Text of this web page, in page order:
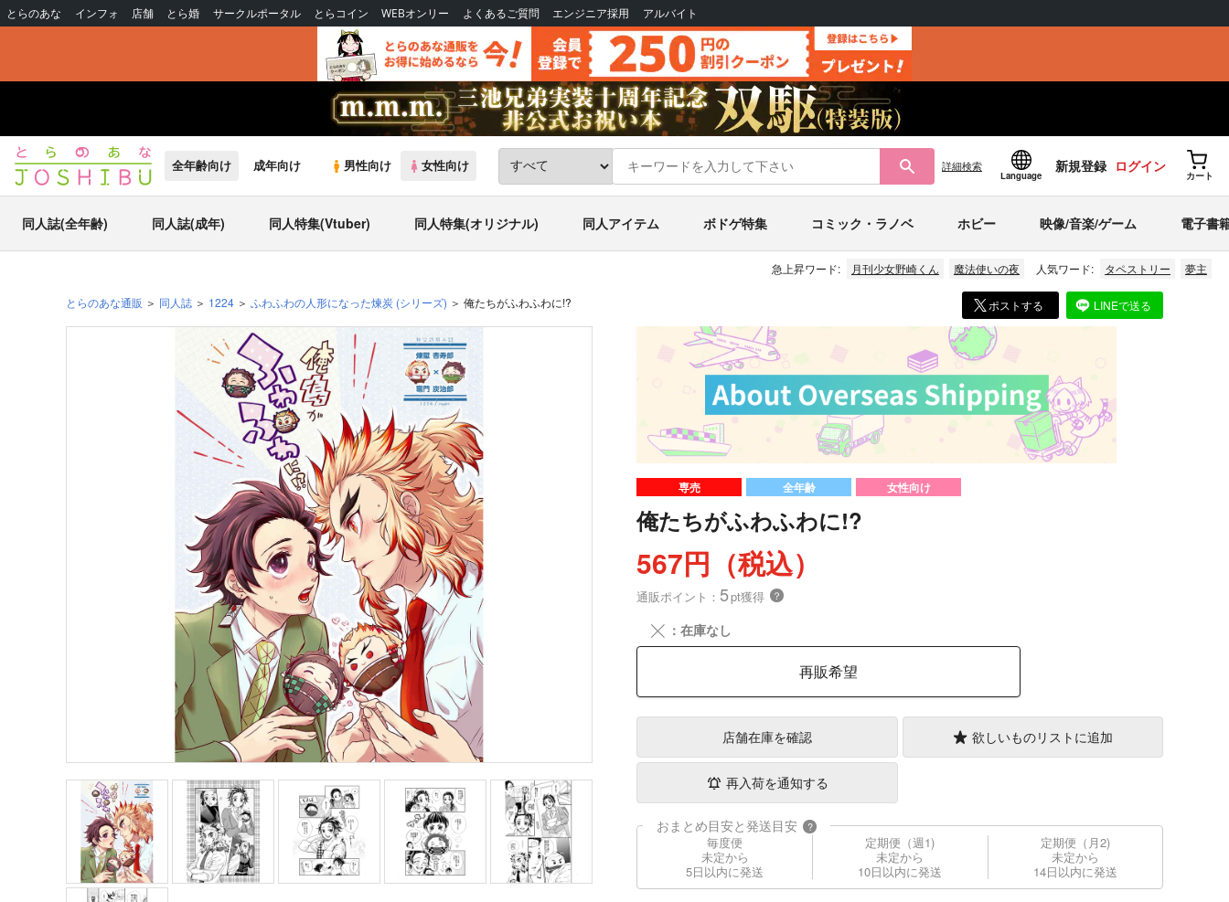
とらのあな インフォ 店舗 とら婚 サークルポータル とらコイン WEBオンリー よくあるご質問 エンジニア採用 アルバイト
全年齢向け 成年向け 男性向け 女性向け 詳細検索
Language
新規登録 ログイン
カート
同人誌(全年齢) 同人誌(成年) 同人特集(Vtuber) 同人特集(オリジナル) 同人アイテム ボドゲ特集 コミック・ラノベ ホビー 映像/音楽/ゲーム 電子書
急上昇ワード: 月刊少女野崎くん 魔法使いの夜 人気ワード: タペストリー 夢主
とらのあな通販 同人誌 1224 ふわふわの人形になった煉炭 (シリーズ) 俺たちがふわふわに!? ポストする LINEで送る
専売 全年齢 女性向け
俺たちがふわふわに!?
567円（税込）
通販ポイント： 5pt獲得 ？
╳ ：在庫なし
再販希望
店舗在庫を確認 欲しいものリストに追加
再入荷を通知する
おまとめ目安と発送目安 ?
毎度便
未定から
5日以内に発送
定期便（週1)
未定から
10日以内に発送
定期便（月2)
未定から
14日以内に発送